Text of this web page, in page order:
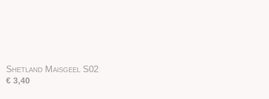
Shetland Maisgeel S02
€ 3,40